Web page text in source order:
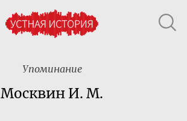
Упоминание
Москвин И. М.